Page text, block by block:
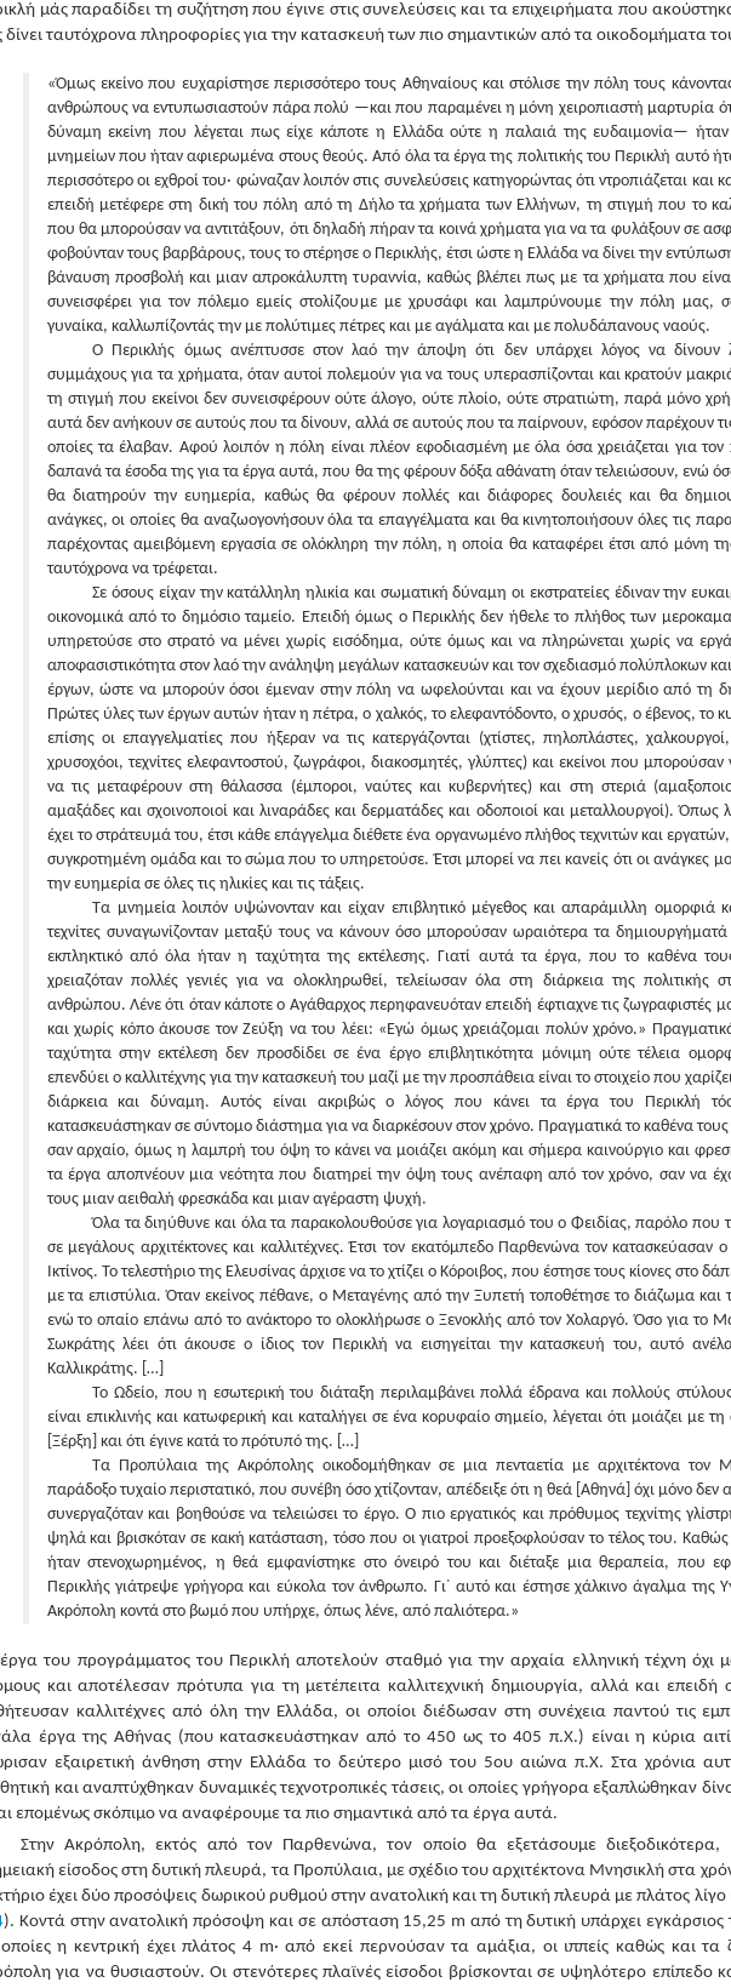
μάς παραδίδει τη συζήτηση που έγινε στις συνελεύσεις και τα επιχειρήματα που
δίνει ταυτόχρονα πληροφορίες για την κατασκευή των πιο σημαντικών από τα οικοδομήματα
«Όμως εκείνο που ευχαρίστησε περισσότερο τους Αθηναίους και στόλισε την πόλη τους
ανθρώπους να εντυπωσιαστούν πάρα πολύ —και που παραμένει η μόνη χειροπιαστή μαρτυρία
δύναμη εκείνη που λέγεται πως είχε κάποτε η Ελλάδα ούτε η παλαιά της ευδαιμονία—
μνημείων που ήταν αφιερωμένα στους θεούς. Από όλα τα έργα της πολιτικής του Περικλή αυτό
περισσότερο οι εχθροί του· φώναζαν λοιπόν στις συνελεύσεις κατηγορώντας ότι ντροπιάζεται και
επειδή μετέφερε στη δική του πόλη από τη Δήλο τα χρήματα των Ελλήνων, τη στιγμή που το
που θα μπορούσαν να αντιτάξουν, ότι δηλαδή πήραν τα κοινά χρήματα για να τα φυλάξουν σε
φοβούνταν τους βαρβάρους, τους το στέρησε ο Περικλής, έτσι ώστε η Ελλάδα να δίνει την
βάναυση προσβολή και μιαν απροκάλυπτη τυραννία, καθώς βλέπει πως με τα χρήματα που
συνεισφέρει για τον πόλεμο εμείς στολίζουμε με χρυσάφι και λαμπρύνουμε την πόλη μας,
γυναίκα, καλλωπίζοντάς την με πολύτιμες πέτρες και με αγάλματα και με πολυδάπανους ναούς.
Ο Περικλής όμως ανέπτυσσε στον λαό την άποψη ότι δεν υπάρχει λόγος να δίνουν
συμμάχους για τα χρήματα, όταν αυτοί πολεμούν για να τους υπερασπίζονται και κρατούν
τη στιγμή που εκείνοι δεν συνεισφέρουν ούτε άλογο, ούτε πλοίο, ούτε στρατιώτη, παρά μόνο
αυτά δεν ανήκουν σε αυτούς που τα δίνουν, αλλά σε αυτούς που τα παίρνουν, εφόσον παρέχουν
οποίες τα έλαβαν. Αφού λοιπόν η πόλη είναι πλέον εφοδιασμένη με όλα όσα χρειάζεται για
δαπανά τα έσοδα της για τα έργα αυτά, που θα της φέρουν δόξα αθάνατη όταν τελειώσουν, ενώ
θα διατηρούν την ευημερία, καθώς θα φέρουν πολλές και διάφορες δουλειές και θα
ανάγκες, οι οποίες θα αναζωογονήσουν όλα τα επαγγέλματα και θα κινητοποιήσουν όλες τις
παρέχοντας αμειβόμενη εργασία σε ολόκληρη την πόλη, η οποία θα καταφέρει έτσι από μόνη της
ταυτόχρονα να τρέφεται.
Σε όσους είχαν την κατάλληλη ηλικία και σωματική δύναμη οι εκστρατείες έδιναν την
οικονομικά από το δημόσιο ταμείο. Επειδή όμως ο Περικλής δεν ήθελε το πλήθος των
υπηρετούσε στο στρατό να μένει χωρίς εισόδημα, ούτε όμως και να πληρώνεται χωρίς να
αποφασιστικότητα στον λαό την ανάληψη μεγάλων κατασκευών και τον σχεδιασμό πολύπλοκων
έργων, ώστε να μπορούν όσοι έμεναν στην πόλη να ωφελούνται και να έχουν μερίδιο από τη
Πρώτες ύλες των έργων αυτών ήταν η πέτρα, ο χαλκός, το ελεφαντόδοντο, ο χρυσός, ο έβενος, το
επίσης οι επαγγελματίες που ήξεραν να τις κατεργάζονται (χτίστες, πηλοπλάστες,
χρυσοχόοι, τεχνίτες ελεφαντοστού, ζωγράφοι, διακοσμητές, γλύπτες) και εκείνοι που μπορούσαν
να τις μεταφέρουν στη θάλασσα (έμποροι, ναύτες και κυβερνήτες) και στη στεριά
αμαξάδες και σχοινοποιοί και λιναράδες και δερματάδες και οδοποιοί και μεταλλουργοί). Όπως
έχει το στράτευμά του, έτσι κάθε επάγγελμα διέθετε ένα οργανωμένο πλήθος τεχνιτών και
συγκροτημένη ομάδα και το σώμα που το υπηρετούσε. Έτσι μπορεί να πει κανείς ότι οι ανάγκες
την ευημερία σε όλες τις ηλικίες και τις τάξεις.
Τα μνημεία λοιπόν υψώνονταν και είχαν επιβλητικό μέγεθος και απαράμιλλη ομορφιά
τεχνίτες συναγωνίζονταν μεταξύ τους να κάνουν όσο μπορούσαν ωραιότερα τα
εκπληκτικό από όλα ήταν η ταχύτητα της εκτέλεσης. Γιατί αυτά τα έργα, που το καθένα
χρειαζόταν πολλές γενιές για να ολοκληρωθεί, τελείωσαν όλα στη διάρκεια της πολιτικής
ανθρώπου. Λένε ότι όταν κάποτε ο Αγάθαρχος περηφανευόταν επειδή έφτιαχνε τις ζωγραφιστές
και χωρίς κόπο άκουσε τον Ζεύξη να του λέει: «Εγώ όμως χρειάζομαι πολύν χρόνο.»
ταχύτητα στην εκτέλεση δεν προσδίδει σε ένα έργο επιβλητικότητα μόνιμη ούτε τέλεια
επενδύει ο καλλιτέχνης για την κατασκευή του μαζί με την προσπάθεια είναι το στοιχείο που
διάρκεια και δύναμη. Αυτός είναι ακριβώς ο λόγος που κάνει τα έργα του Περικλή
κατασκευάστηκαν σε σύντομο διάστημα για να διαρκέσουν στον χρόνο. Πραγματικά το καθένα
σαν αρχαίο, όμως η λαμπρή του όψη το κάνει να μοιάζει ακόμη και σήμερα καινούργιο και
τα έργα αποπνέουν μια νεότητα που διατηρεί την όψη τους ανέπαφη από τον χρόνο, σαν να
τους μιαν αειθαλή φρεσκάδα και μιαν αγέραστη ψυχή.
Όλα τα διηύθυνε και όλα τα παρακολουθούσε για λογαριασμό του ο Φειδίας, παρόλο που
σε μεγάλους αρχιτέκτονες και καλλιτέχνες. Έτσι τον εκατόμπεδο Παρθενώνα τον κατασκεύασαν
Ικτίνος. Το τελεστήριο της Ελευσίνας άρχισε να το χτίζει ο Κόροιβος, που έστησε τους κίονες στο
με τα επιστύλια. Όταν εκείνος πέθανε, ο Μεταγένης από την Ξυπετή τοποθέτησε το διάζωμα και
ενώ το οπαίο επάνω από το ανάκτορο το ολοκλήρωσε ο Ξενοκλής από τον Χολαργό. Όσο για το
Σωκράτης λέει ότι άκουσε ο ίδιος τον Περικλή να εισηγείται την κατασκευή του, αυτό
Καλλικράτης. […]
Το Ωδείο, που η εσωτερική του διάταξη περιλαμβάνει πολλά έδρανα και πολλούς
είναι επικλινής και κατωφερική και καταλήγει σε ένα κορυφαίο σημείο, λέγεται ότι μοιάζει με
[Ξέρξη] και ότι έγινε κατά το πρότυπό της. […]
Τα Προπύλαια της Ακρόπολης οικοδομήθηκαν σε μια πενταετία με αρχιτέκτονα τον
παράδοξο τυχαίο περιστατικό, που συνέβη όσο χτίζονταν, απέδειξε ότι η θεά [Αθηνά] όχι μόνο
συνεργαζόταν και βοηθούσε να τελειώσει το έργο. Ο πιο εργατικός και πρόθυμος τεχνίτης
ψηλά και βρισκόταν σε κακή κατάσταση, τόσο που οι γιατροί προεξοφλούσαν το τέλος του.
ήταν στενοχωρημένος, η θεά εμφανίστηκε στο όνειρό του και διέταξε μια θεραπεία, που
Περικλής γιάτρεψε γρήγορα και εύκολα τον άνθρωπο. Γι᾽ αυτό και έστησε χάλκινο άγαλμα της
Ακρόπολη κοντά στο βωμό που υπήρχε, όπως λένε, από παλιότερα.»
του προγράμματος του Περικλή αποτελούν σταθμό για την αρχαία ελληνική τέχνη όχι
και αποτέλεσαν πρότυπα για τη μετέπειτα καλλιτεχνική δημιουργία, αλλά και
καλλιτέχνες από όλη την Ελλάδα, οι οποίοι διέδωσαν στη συνέχεια παντού τις
έργα της Αθήνας (που κατασκευάστηκαν από το 450 ως το 405 π.Χ.) είναι η κύρια
εξαιρετική άνθηση στην Ελλάδα το δεύτερο μισό του 5ου αιώνα π.Χ. Στα χρόνια
και αναπτύχθηκαν δυναμικές τεχνοτροπικές τάσεις, οι οποίες γρήγορα εξαπλώθηκαν
επομένως σκόπιμο να αναφέρουμε τα πιο σημαντικά από τα έργα αυτά.
Στην Ακρόπολη, εκτός από τον Παρθενώνα, τον οποίο θα εξετάσουμε διεξοδικότερα,
είσοδος στη δυτική πλευρά, τα Προπύλαια, με σχέδιο του αρχιτέκτονα Μνησικλή στα
έχει δύο προσόψεις δωρικού ρυθμού στην ανατολική και τη δυτική πλευρά με πλάτος
). Κοντά στην ανατολική πρόσοψη και σε απόσταση 15,25 m από τη δυτική υπάρχει εγκάρσιος
οποίες η κεντρική έχει πλάτος 4 m· από εκεί περνούσαν τα αμάξια, οι ιππείς καθώς και
για να θυσιαστούν. Οι στενότερες πλαϊνές είσοδοι βρίσκονται σε υψηλότερο επίπεδο